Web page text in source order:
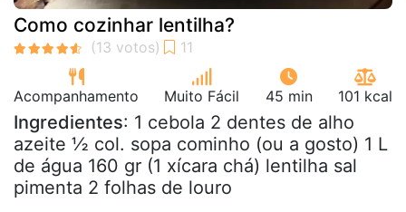
Como cozinhar lentilha?
Acompanhamento Muito Fácil 45 min 101 kcal
Ingredientes: 1 cebola 2 dentes de alho
azeite ½ col. sopa cominho (ou a gosto) 1 L
de água 160 gr (1 xícara chá) lentilha sal
pimenta 2 folhas de louro